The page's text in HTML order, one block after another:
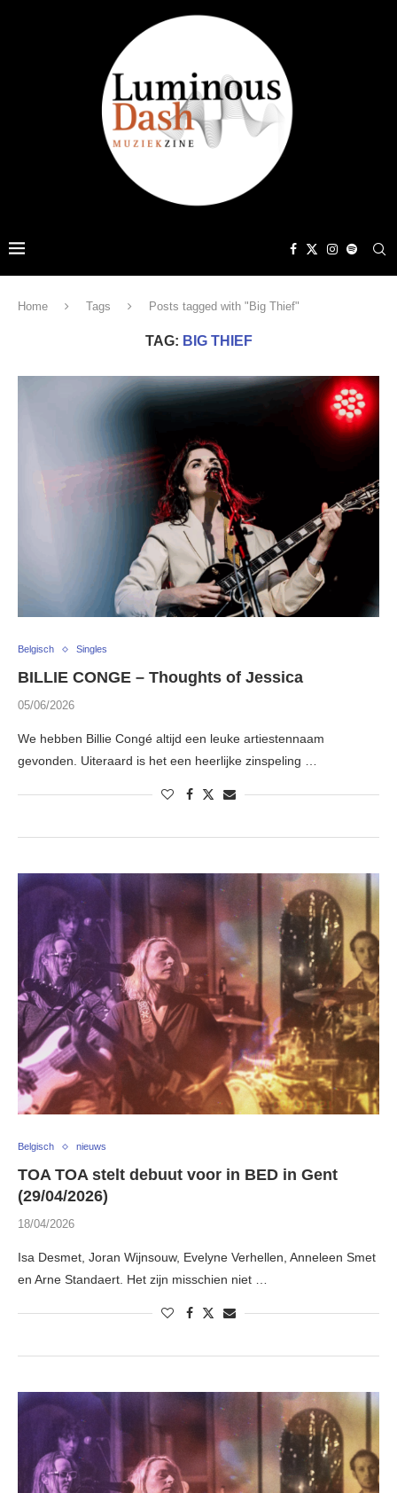
Home Tags Posts tagged with "Big Thief"
TAG: BIG THIEF
Belgisch Singles
BILLIE CONGE – Thoughts of Jessica
05/06/2026
We hebben Billie Congé altijd een leuke artiestennaam
gevonden. Uiteraard is het een heerlijke zinspeling …
Belgisch nieuws
TOA TOA stelt debuut voor in BED in Gent
(29/04/2026)
18/04/2026
Isa Desmet, Joran Wijnsouw, Evelyne Verhellen, Anneleen Smet
en Arne Standaert. Het zijn misschien niet …